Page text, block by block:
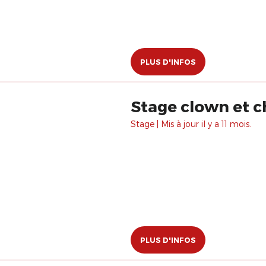
PLUS D'INFOS
Stage clown et
Stage | Mis à jour il y a 11 mois.
PLUS D'INFOS